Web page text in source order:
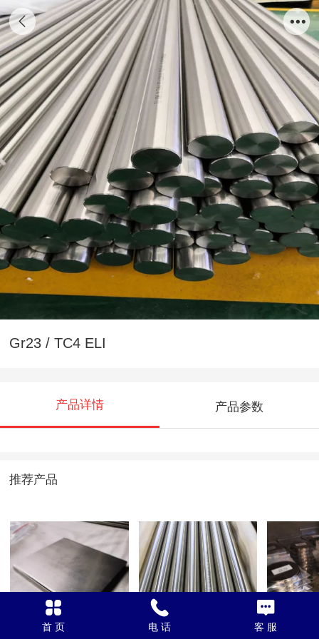
Gr23 / TC4 ELI
产品详情 产品参数
推荐产品
TC4 ELI 钛板 TC4 / TC4 ELi TC4
首 页 电 话 客 服